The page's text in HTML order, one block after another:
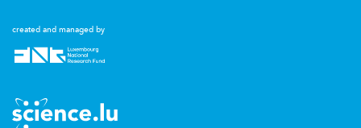
created and managed by